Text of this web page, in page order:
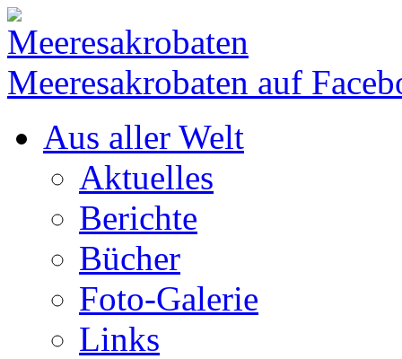
Meeresakrobaten auf
Aus aller Welt
Aktuelles
Berichte
Bücher
Foto-Galerie
Links